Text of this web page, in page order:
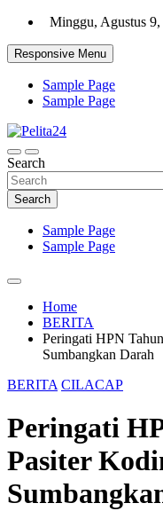
Skip
content
Minggu, Agustus 9,
Responsive Menu
Sample Page
Sample Page
Pelita24
Aktual, Mendalam dan
Search
Search
Sample Page
Sample Page
Home
BERITA
Peringati HPN
Sumbangkan Darah
BERITA CILACAP
Peringati
Pasiter